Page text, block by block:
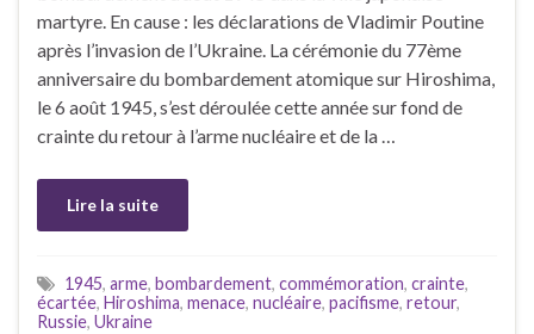
martyre. En cause : les déclarations de Vladimir Poutine
après l’invasion de l’Ukraine. La cérémonie du 77ème
anniversaire du bombardement atomique sur Hiroshima,
le 6 août 1945, s’est déroulée cette année sur fond de
crainte du retour à l’arme nucléaire et de la …
Lire la suite
1945, arme, bombardement, commémoration, crainte,
écartée, Hiroshima, menace, nucléaire, pacifisme, retour,
Russie, Ukraine